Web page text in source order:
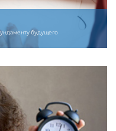
будущего